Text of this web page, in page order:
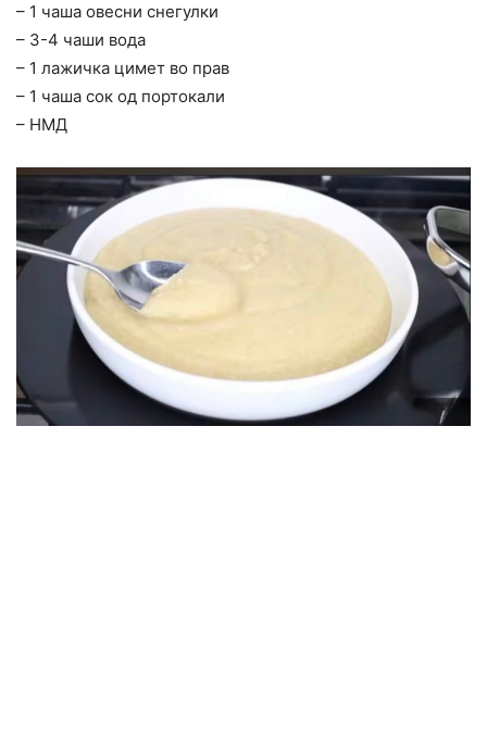
– 1 чаша овесни снегулки
– 3-4 чаши вода
– 1 лажичка цимет во прав
– 1 чаша сок од портокали
– НМД